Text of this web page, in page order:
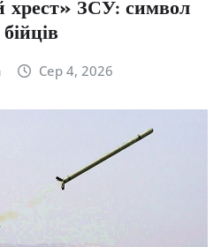
хрест» ЗСУ: символ
Сер 4, 2026